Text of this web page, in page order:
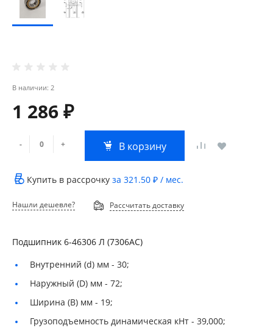
В наличии: 2
1 286 ₽
- + В корзину
Купить в рассрочку за 321.50 ₽ / мес.
Нашли дешевле? Рассчитать доставку
Подшипник 6-46306 Л (7306АС)
Внутренний (d) мм - 30;
Наружный (D) мм - 72;
Ширина (B) мм - 19;
Грузоподъемность динамическая кНт - 39,000;